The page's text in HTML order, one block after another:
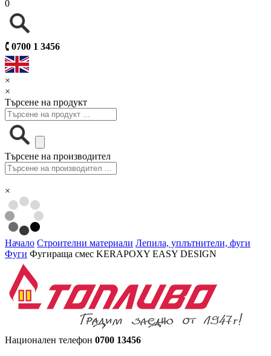
0
🕻 0700 1 3456
×
×
Търсене на продукт
Търсене на производител
×
Начало Строителни материали Лепила, уплътнители, фуги
Фуги Фугираща смес KERAPOXY EASY DESIGN
Национален телефон 0700 13456